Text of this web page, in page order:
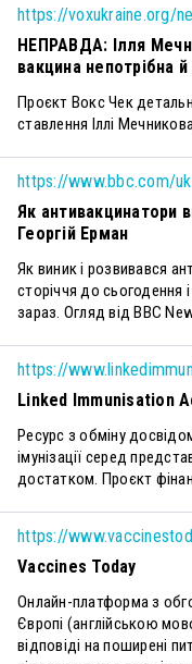
НЕПРАВДА: Ілля
вакцина непотрібна
Проєкт Вокс Чек
ставлення Іллі
Як антивакцинатори
Георгій Ерман
Як виник і розвивався
сторіччя до сьогодення
зараз. Огляд від BBC
Linked Immunisation
Ресурс з обміну
імунізації серед
достатком. Проєкт
https://
Vaccines Today
Онлайн-платформа з
Європі (англійською
відповіді на поширені